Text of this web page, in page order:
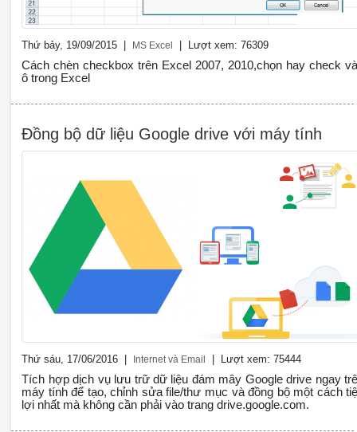
Thứ bảy, 19/09/2015 | MS Excel | Lượt xem: 76309
Cách chèn checkbox trên Excel 2007, 2010,chọn hay check
ô trong Excel
Đồng bộ dữ liệu Google drive với máy tính
Thứ sáu, 17/06/2016 | Internet và Email | Lượt xem: 75444
Tích hợp dịch vụ lưu trữ dữ liệu đám mây Google drive ngay
máy tính để tạo, chỉnh sửa file/thư mục và đồng bộ một cách
lợi nhất mà không cần phải vào trang drive.google.com.